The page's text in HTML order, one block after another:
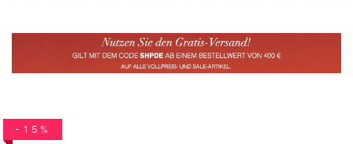
-15%